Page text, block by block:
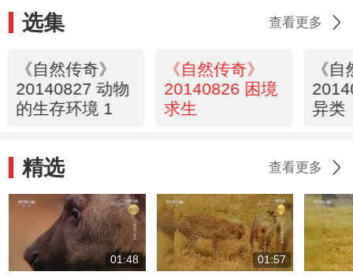
选集 查看更多
《自然传奇》
20140827 动物
的生存环境 1
《自然传奇》
20140826 困境
求生
《
异类
精选 查看更多
01:48 01:57